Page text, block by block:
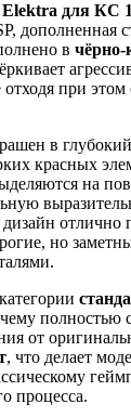
Elektra для КС
дополненная
в чёрно-
отходя при
в
красных
на
отлично
но
чему
от
, что делает
процесса.